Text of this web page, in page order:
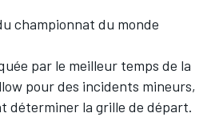
championnat du monde
par le meilleur temps de la
pour des incidents mineurs,
déterminer la grille de départ.